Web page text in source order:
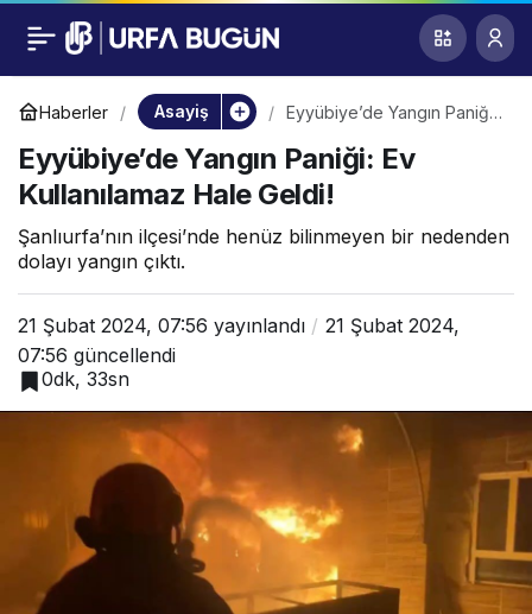
Haberler Asayiş
Eyyübiye’de Yangın Paniği:
Eyyübiye’de Yangın Paniği: Ev
Kullanılamaz Hale Geldi!
Şanlıurfa’nın ilçesi’nde henüz bilinmeyen bir nedenden
dolayı yangın çıktı.
21 Şubat 2024, 07:56 yayınlandı
21 Şubat 2024,
07:56 güncellendi
0dk, 33sn
Eyyübiye’de Yangın
Paniği: Ev
Kullanılamaz Hale
Geldi!
0